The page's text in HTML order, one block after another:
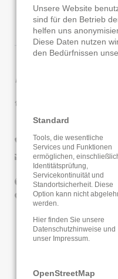
Kontaktdaten
Weidenweg 3
06187/4500
E-Mail senden
Website
Google Routenplaner
KATALOG ONLEIHE
Unsere Website
sind für den Betrieb
helfen uns
Diese Daten nutzen
den Bedürfnissen
Standard
Tools, die wesentliche
Services und Funktionen
ermöglichen,
Identitätsprüfung,
Servicekontinuität und
Standortsicherheit. Diese
Option kann nicht
werden.
Hier finden Sie unsere
Datenschutzhinweise und
unser Impressum.
OpenStreetMap